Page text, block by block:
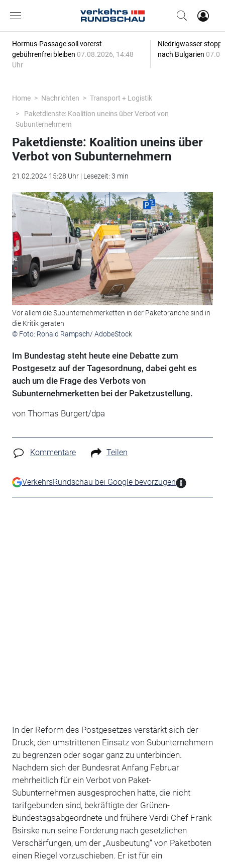
Hormus-Passage soll vorerst
gebührenfrei bleiben 07.08.2026, 14:48
Uhr
Niedrigwasser
nach Bulgarien
Home Nachrichten
Transport + Logistik
Paketdienste: Koalition uneins über Verbot von
Subunternehmern
Paketdienste: Koalition uneins über
Verbot von Subunternehmern
21.02.2024 15:28 Uhr | Lesezeit: 3 min
Vor allem die Subunternehmerketten in der Paketbranche sind in
die Kritik geraten
© Foto: Ronald Rampsch/ AdobeStock
Im Bundestag steht heute eine Debatte zum
Postgesetz auf der Tagesordnung, dabei geht es
auch um die Frage des Verbots von
Subunternehmerketten bei der Paketzustellung.
von Thomas Burgert/dpa
Kommentare Teilen
VerkehrsRundschau bei Google bevorzugen
In der Reform des Postgesetzes verstärkt sich der
Druck, den umstrittenen Einsatz von Subunternehmern
zu begrenzen oder sogar ganz zu unterbinden.
Nachdem sich der Bundesrat Anfang Februar
mehrheitlich für ein Verbot von Paket-
Subunternehmen ausgesprochen hatte, die nicht
tarifgebunden sind, bekräftigte der Grünen-
Bundestagsabgeordnete und frühere Verdi-Chef Frank
Bsirske nun seine Forderung nach gesetzlichen
Verschärfungen, um der „Ausbeutung“ von Paketboten
einen Riegel vorzuschieben. Er ist für ein